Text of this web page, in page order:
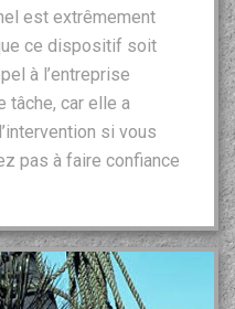
est extrêmement
ce dispositif soit
à l’entreprise
tâche, car elle a
si vous
pas à faire confiance